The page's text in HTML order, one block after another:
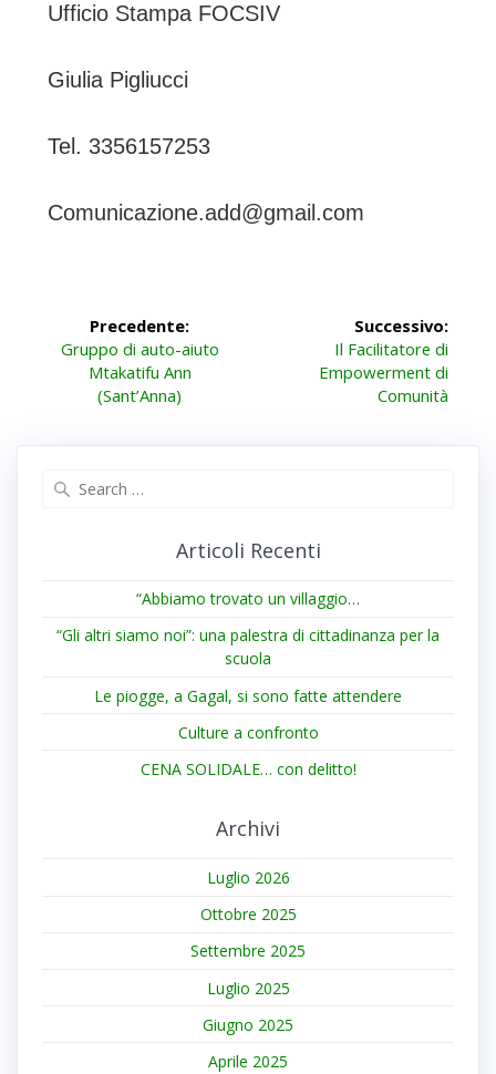
Ufficio Stampa FOCSIV
Giulia Pigliucci
Tel. 3356157253
Comunicazione.add@gmail.com
Navigazione
articoli
Precedente:
Articolo
precedente:
Gruppo di auto-aiuto
Mtakatifu Ann
(Sant’Anna)
Successivo:
Articolo
successivo:
Il Facilitatore di
Empowerment di
Comunità
Articoli Recenti
“Abbiamo trovato un villaggio…
“Gli altri siamo noi”: una palestra di cittadinanza per la
scuola
Le piogge, a Gagal, si sono fatte attendere
Culture a confronto
CENA SOLIDALE… con delitto!
Archivi
Luglio 2026
Ottobre 2025
Settembre 2025
Luglio 2025
Giugno 2025
Aprile 2025